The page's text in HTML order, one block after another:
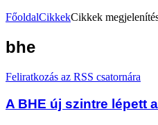
FőoldalCikkekCikkek
bhe
Feliratkozás az RSS csatornára
A BHE új szintre lépett